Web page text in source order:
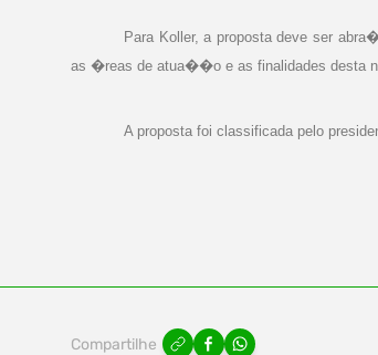
Para Koller, a proposta deve ser
as �reas de atua��o e as finalidades desta
A proposta foi classificada pelo
Compartilhe